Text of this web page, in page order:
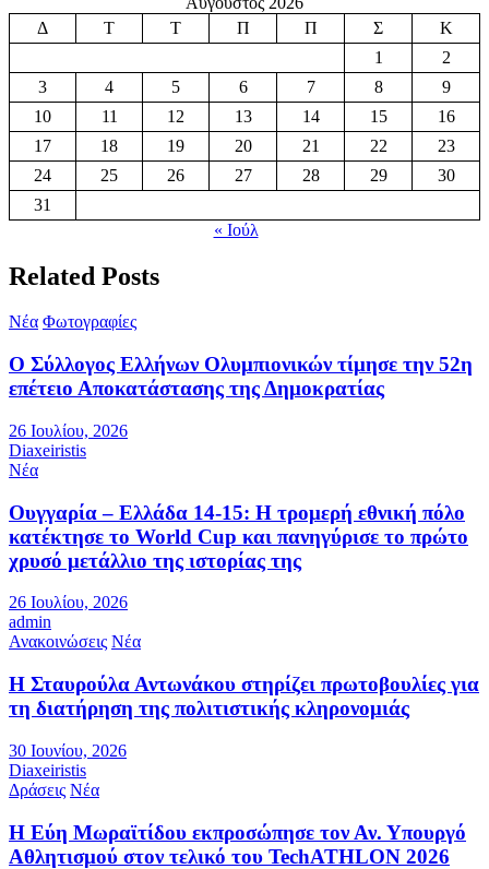
Δ
Τ Τ Π Π Σ
Κ
1
2
3
4 5 6 7 8
9
10
11 12 13 14 15
16
17
18 19 20 21 22
23
24
25 26 27 28 29
30
31
« Ιούλ
Related Posts
Νέα Φωτογραφίες
Ο Σύλλογος Ελλήνων Ολυμπιονικών τίμησε την 52η
επέτειο Αποκατάστασης της Δημοκρατίας
26 Ιουλίου, 2026
Diaxeiristis
Νέα
Ουγγαρία – Ελλάδα 14-15: Η τρομερή εθνική πόλο
κατέκτησε το World Cup και πανηγύρισε το πρώτο
χρυσό μετάλλιο της ιστορίας της
26 Ιουλίου, 2026
admin
Ανακοινώσεις Νέα
Η Σταυρούλα Αντωνάκου στηρίζει πρωτοβουλίες για
τη διατήρηση της πολιτιστικής κληρονομιάς
30 Ιουνίου, 2026
Diaxeiristis
Δράσεις Νέα
Η Εύη Μωραϊτίδου εκπροσώπησε τον Αν. Υπουργό
Αθλητισμού στον τελικό του TechATHLON 2026